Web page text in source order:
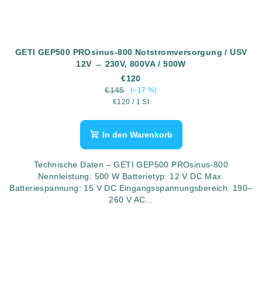
GETI GEP500 PROsinus-800 Notstromversorgung / USV
12V → 230V, 800VA / 500W
€120
€145
(–17 %)
Verkaufspreis:
€120 / 1 St
In den Warenkorb
Technische Daten – GETI GEP500 PROsinus-800
Nennleistung: 500 W Batterietyp: 12 V DC Max.
Batteriespannung: 15 V DC Eingangsspannungsbereich: 190–
260 V AC...